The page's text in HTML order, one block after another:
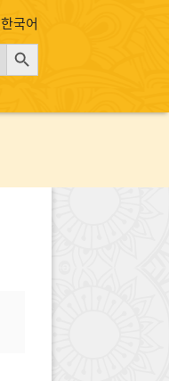
한국어
Search Button